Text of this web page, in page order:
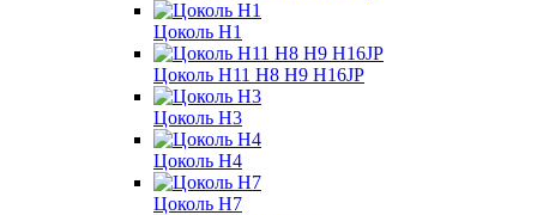
Цоколь H1
Цоколь H11 H8 H9 H16JP
Цоколь H3
Цоколь H4
Цоколь H7